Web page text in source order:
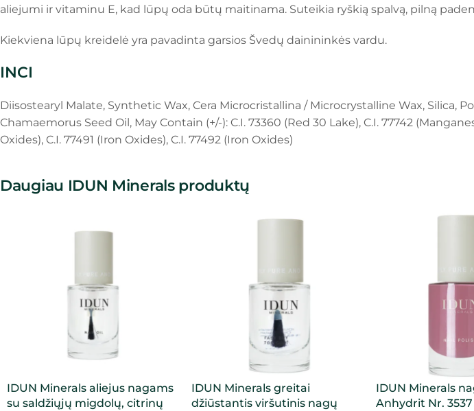
aliejumi ir vitaminu E, kad lūpų oda būtų maitinama. Suteikia ryškią spalvą, pilną
Kiekviena lūpų kreidelė yra pavadinta garsios Švedų dainininkės vardu.
INCI
Diisostearyl Malate, Synthetic Wax, Cera Microcristallina / Microcrystalline Wax, Silica,
Chamaemorus Seed Oil, May Contain (+/-): C.I. 73360 (Red 30 Lake), C.I. 77742
Oxides), C.I. 77491 (Iron Oxides), C.I. 77492 (Iron Oxides)
Daugiau IDUN Minerals produktų
IDUN Minerals aliejus nagams
su saldžiųjų migdolų, citrinų
IDUN Minerals greitai
džiūstantis viršutinis nagų
IDUN Minerals
Anhydrit Nr. 3537